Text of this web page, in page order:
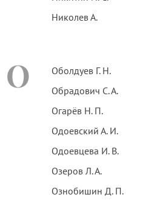
Николев А.
О
Оболдуев Г. Н.
Обрадович С. А.
Огарёв Н. П.
Одоевский А. И.
Одоевцева И. В.
Озеров Л. А.
Ознобишин Д. П.